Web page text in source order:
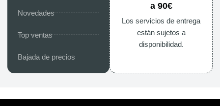
Novedades
Top ventas
Bajada de precios
a 90€
Los servicios de entrega
están sujetos a
disponibilidad.